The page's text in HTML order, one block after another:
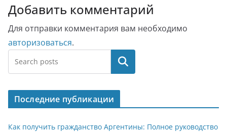
Добавить комментарий
Для отправки комментария вам необходимо
авторизоваться.
Поиск
Последние публикации
Как получить гражданство Аргентины: Полное руководство